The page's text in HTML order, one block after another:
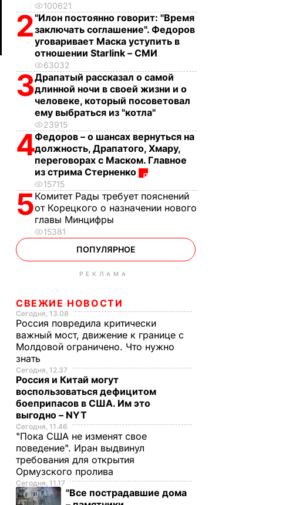
100621
2"Илон постоянно говорит: "Время
заключать соглашение". Федоров
уговаривает Маска уступить в
отношении Starlink – СМИ
63032
3Драпатый рассказал о самой
длинной ночи в своей жизни и о
человеке, который посоветовал
ему выбраться из "котла"
23915
4Федоров – о шансах вернуться на
должность, Драпатого, Хмару,
переговорах с Маском. Главное
из стрима Стерненко
15715
5Комитет Рады требует пояснений
от Корецкого о назначении нового
главы Минцифры
15381
ПОПУЛЯРНОЕ
РЕКЛАМА
СВЕЖИЕ НОВОСТИ
Сегодня, 13.08
Россия повредила критически
важный мост, движение к границе с
Молдовой ограничено. Что нужно
знать
Сегодня, 12.37
Россия и Китай могут
воспользоваться дефицитом
боеприпасов в США. Им это
выгодно – NYT
Сегодня, 11.46
"Пока США не изменят свое
поведение". Иран выдвинул
требования для открытия
Ормузского пролива
Сегодня, 11.17
"Все пострадавшие дома